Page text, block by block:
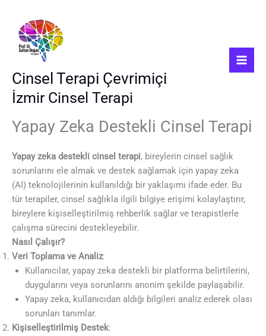
Cinsel Terapi Çevrimiçi
İzmir Cinsel Terapi
Yapay Zeka Destekli Cinsel Terapi
Yapay zeka destekli cinsel terapi, bireylerin cinsel sağlık
sorunlarını ele almak ve destek sağlamak için yapay zeka
(AI) teknolojilerinin kullanıldığı bir yaklaşımı ifade eder. Bu
tür terapiler, cinsel sağlıkla ilgili bilgiye erişimi kolaylaştırır,
bireylere kişiselleştirilmiş rehberlik sağlar ve terapistlerle
çalışma sürecini destekleyebilir.
Nasıl Çalışır?
Veri Toplama ve Analiz:
Kullanıcılar, yapay zeka destekli bir platforma belirtilerini,
duygularını veya sorunlarını anonim şekilde paylaşabilir.
Yapay zeka, kullanıcıdan aldığı bilgileri analiz ederek olası
sorunları tanımlar.
Kişiselleştirilmiş Destek: